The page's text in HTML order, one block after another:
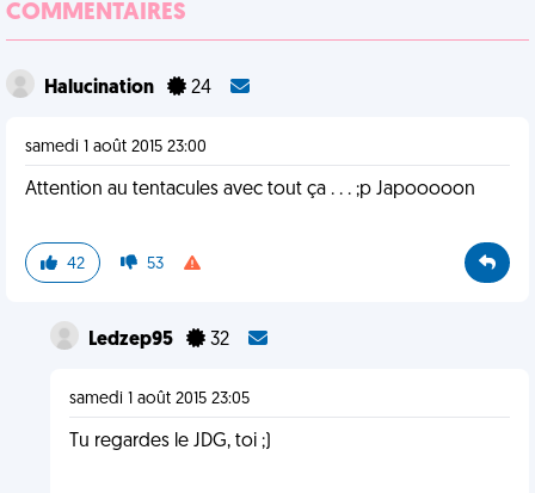
COMMENTAIRES
Halucination 24
samedi 1 août 2015 23:00
Attention au tentacules avec tout ça . . . ;p Japooooon
42 53
Ledzep95 32
samedi 1 août 2015 23:05
Tu regardes le JDG, toi ;)